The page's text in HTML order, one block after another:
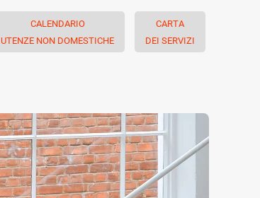
CALENDARIO
UTENZE NON DOMESTICHE
CARTA
DEI SERVIZI